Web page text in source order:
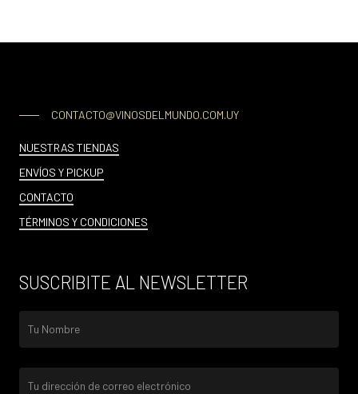
CONTACTO@VINOSDELMUNDO.COM.UY
NUESTRAS TIENDAS
ENVÍOS Y PICKUP
CONTACTO
TÉRMINOS Y CONDICIONES
SUSCRIBITE AL NEWSLETTER